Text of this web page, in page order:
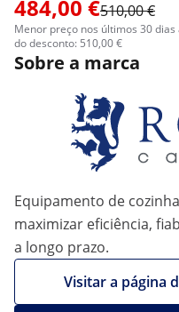
484,00 €510,00 €
Menor preço nos últimos 30 dias
do desconto: 510,00 €
Sobre a marca
Equipamento de
maximizar eficiência,
a longo prazo.
Visitar a página